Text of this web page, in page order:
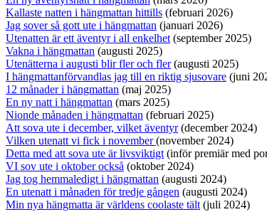
Kallaste natten i hängmattan hittills (februari 2026)
Jag sover så gott ute i hängmattan (januari 2026)
Utenatten är ett äventyr i all enkelhet (september 2025)
Vakna i hängmattan (augusti 2025)
Utenätterna i augusti blir fler och fler(augusti 2025)
I hängmattanförvandlas jag till en riktig sjusovare (juni
12 månader i hängmattan (maj 2025)
En ny natt i hängmattan (mars 2025)
Nionde månaden i hängmattan (februari 2025)
Att sova ute i december, vilket äventyr(december 2024)
Vilken utenatt vi fick i november(november 2024)
Detta med att sova ute är livsviktigt (inför premiär med
VI sov ute i oktober också (oktober 2024)
Jag tog hemmaledigt i hängmattan (augusti 2024)
En utenatt i månaden för tredje gången (augusti 2024)
Min nya hängmatta är världens coolaste tält (juli 2024)